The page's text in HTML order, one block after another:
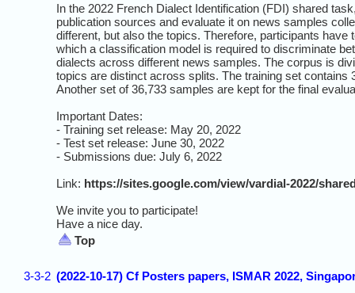
In the 2022 French Dialect Identification (FDI) shared
publication sources and evaluate it on news samples
different, but also the topics. Therefore, participants
which a classification model is required to discriminate
dialects across different news samples. The corpus is
topics are distinct across splits. The training set
Another set of 36,733 samples are kept for the final
Important Dates:
- Training set release: May 20, 2022
- Test set release: June 30, 2022
- Submissions due: July 6, 2022
Link: https://sites.google.com/view/vardial-2022/
We invite you to participate!
Have a nice day.
Top
3-3-2 (2022-10-17) Cf Posters papers, ISMAR 2022,